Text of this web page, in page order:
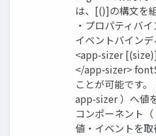
は、[()]の構文を
・プロパティバ
イベントバイン
<app-sizer
</app-sizer>
ことが可能です
app-sizer ）へ値
コンポーネント
値・イベントを取